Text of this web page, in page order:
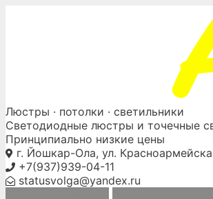
Люстры · потолки · светильники
Светодиодные люстры и точечные
Принципиально низкие цены
г. Йошкар-Ола, ул.
+7(937)939-04-11
statusvolga@yandex.ru